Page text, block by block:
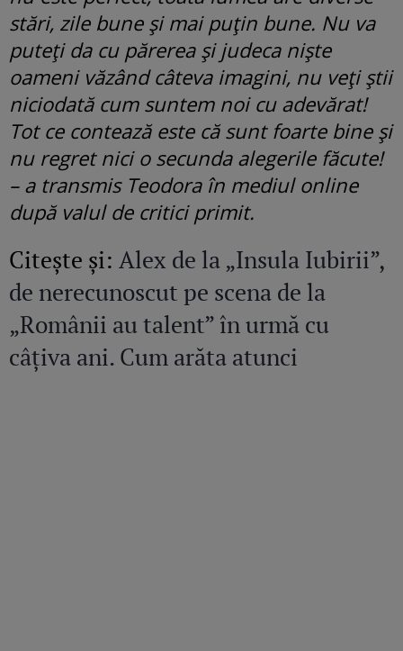
stări, zile bune și mai puțin bune. Nu va
puteți da cu părerea și judeca niște
oameni văzând câteva imagini, nu veți știi
niciodată cum suntem noi cu adevărat!
Tot ce contează este că sunt foarte bine și
nu regret nici o secunda alegerile făcute!
– a transmis Teodora în mediul online
după valul de critici primit.
Citeşte şi: Alex de la „Insula Iubirii”,
de nerecunoscut pe scena de la
„Românii au talent” în urmă cu
câțiva ani. Cum arăta atunci